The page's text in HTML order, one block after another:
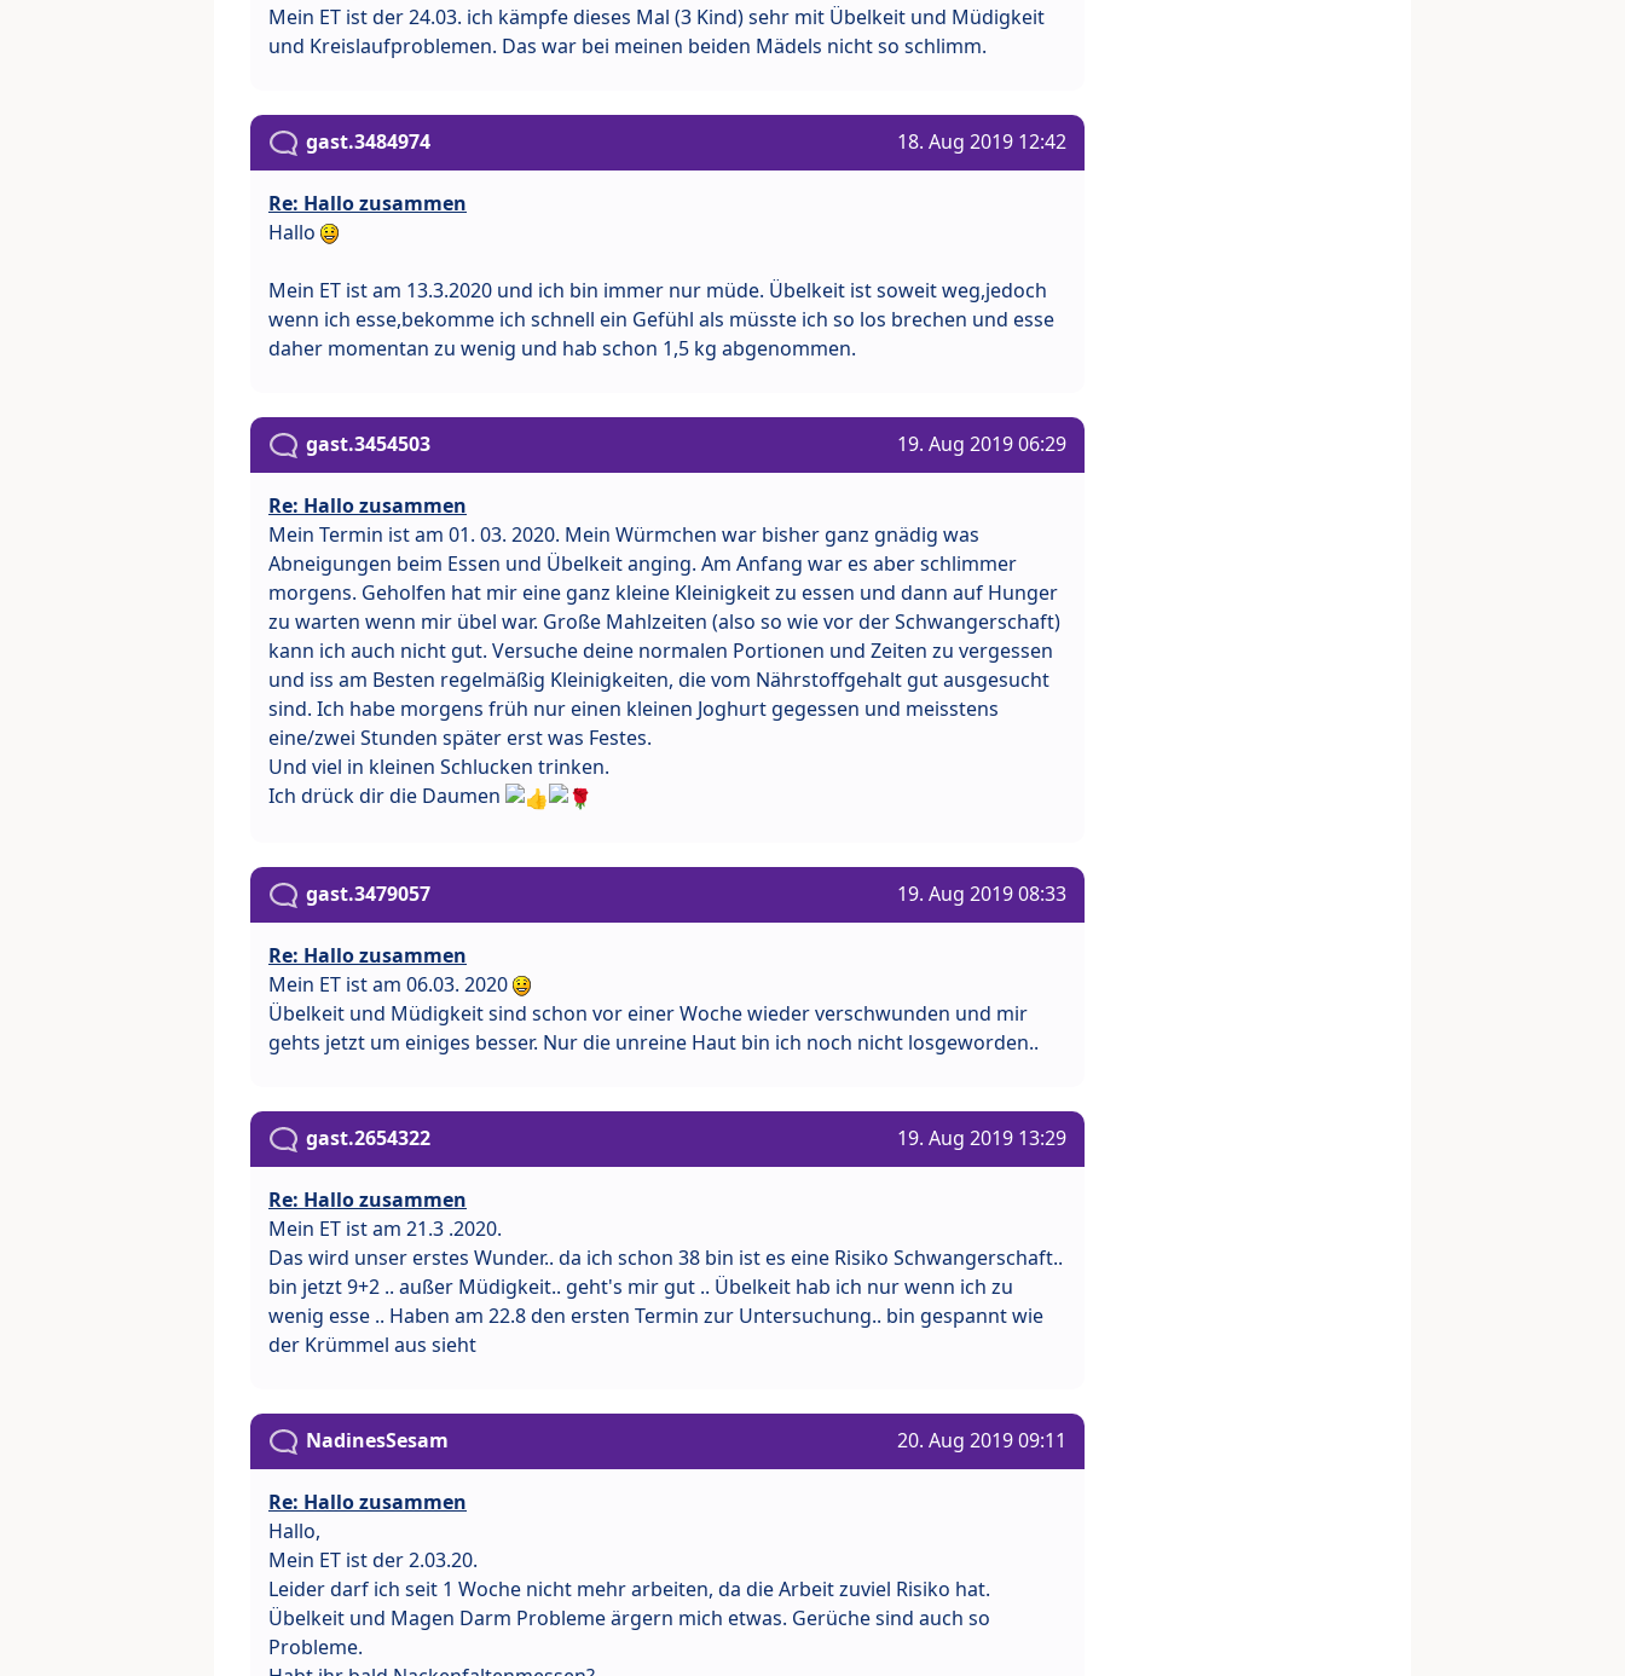
Mein ET ist der 24.03. ich kämpfe dieses Mal (3 Kind) sehr mit Übelkeit und Müdigkeit
und Kreislaufproblemen. Das war bei meinen beiden Mädels nicht so schlimm.
gast.3484974 18. Aug 2019 12:42
Re: Hallo zusammen
Hallo
Mein ET ist am 13.3.2020 und ich bin immer nur müde. Übelkeit ist soweit weg,jedoch
wenn ich esse,bekomme ich schnell ein Gefühl als müsste ich so los brechen und esse
daher momentan zu wenig und hab schon 1,5 kg abgenommen.
gast.3454503 19. Aug 2019 06:29
Re: Hallo zusammen
Mein Termin ist am 01. 03. 2020. Mein Würmchen war bisher ganz gnädig was
Abneigungen beim Essen und Übelkeit anging. Am Anfang war es aber schlimmer
morgens. Geholfen hat mir eine ganz kleine Kleinigkeit zu essen und dann auf Hunger
zu warten wenn mir übel war. Große Mahlzeiten (also so wie vor der Schwangerschaft)
kann ich auch nicht gut. Versuche deine normalen Portionen und Zeiten zu vergessen
und iss am Besten regelmäßig Kleinigkeiten, die vom Nährstoffgehalt gut ausgesucht
sind. Ich habe morgens früh nur einen kleinen Joghurt gegessen und meisstens
eine/zwei Stunden später erst was Festes.
Und viel in kleinen Schlucken trinken.
Ich drück dir die Daumen
gast.3479057 19. Aug 2019 08:33
Re: Hallo zusammen
Mein ET ist am 06.03. 2020
Übelkeit und Müdigkeit sind schon vor einer Woche wieder verschwunden und mir
gehts jetzt um einiges besser. Nur die unreine Haut bin ich noch nicht losgeworden..
gast.2654322 19. Aug 2019 13:29
Re: Hallo zusammen
Mein ET ist am 21.3 .2020.
Das wird unser erstes Wunder.. da ich schon 38 bin ist es eine Risiko Schwangerschaft..
bin jetzt 9+2 .. außer Müdigkeit.. geht's mir gut .. Übelkeit hab ich nur wenn ich zu
wenig esse .. Haben am 22.8 den ersten Termin zur Untersuchung.. bin gespannt wie
der Krümmel aus sieht
NadinesSesam 20. Aug 2019 09:11
Re: Hallo zusammen
Hallo,
Mein ET ist der 2.03.20.
Leider darf ich seit 1 Woche nicht mehr arbeiten, da die Arbeit zuviel Risiko hat.
Übelkeit und Magen Darm Probleme ärgern mich etwas. Gerüche sind auch so
Probleme.